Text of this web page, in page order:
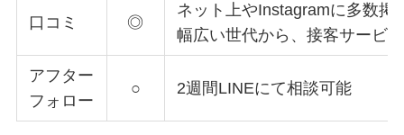
口コミ ◎
ネット上やInstagramに多数掲
幅広い世代から、接客サービ
アフター
フォロー
○ 2週間LINEにて相談可能